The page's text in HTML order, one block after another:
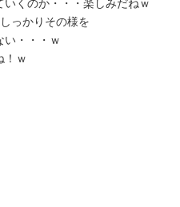
いくのか・・・楽しみだねｗ
っかりその様を
い・・・ｗ
！ｗ